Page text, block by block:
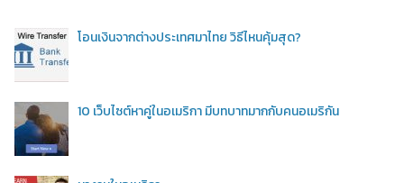
โอนเงินจากต่างประเทศมาไทย วิธีไหนคุ้มสุด?
10 เว็บไซต์หาคู่ในอเมริกา มีบทบาทมากกับคนอเมริกัน